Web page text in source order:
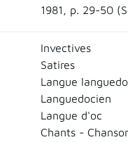
1981, p. 29-50
Invectives
Satires
Langue
Languedocien
Langue d'oc
Chants -